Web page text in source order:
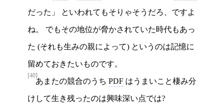
だった」 といわれてもそりゃそうだろ、ですよ
ね。 でもその地位が脅かされていた時代もあっ
た (それも生みの親によって) というのは記憶に
留めておきたいものです。
[40]
あまたの競合のうち PDF はうまいこと棲み分
けして生き残ったのは興味深い点では?